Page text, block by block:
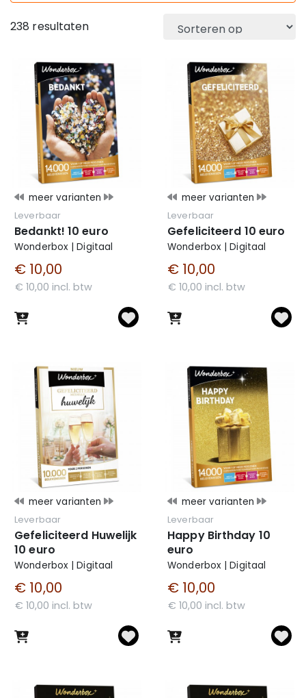
238 resultaten
meer varianten
Leverbaar
Bedankt! 10 euro
Wonderbox | Digitaal
€ 10,00
€ 10,00 incl. btw
meer varianten
Leverbaar
Gefeliciteerd 10 euro
Wonderbox | Digitaal
€ 10,00
€ 10,00 incl. btw
meer varianten
Leverbaar
Gefeliciteerd Huwelijk
10 euro
Wonderbox | Digitaal
€ 10,00
€ 10,00 incl. btw
meer varianten
Leverbaar
Happy Birthday 10
euro
Wonderbox | Digitaal
€ 10,00
€ 10,00 incl. btw